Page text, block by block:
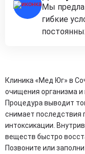
Мы
гибкие
Клиника «Мед Юг» в
очищения организма
Процедура выводит
снимает последствия
интоксикации.
веществ быстро
Позвоните или